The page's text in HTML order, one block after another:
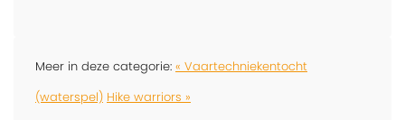
Meer in deze categorie: « Vaartechniekentocht
(waterspel) Hike warriors »